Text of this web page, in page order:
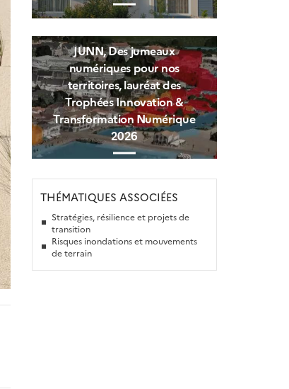
JUNN, Des jumeaux
numériques pour nos
territoires, lauréat des
Trophées Innovation &
Transformation Numérique
2026
THÉMATIQUES ASSOCIÉES
Stratégies, résilience et projets de
transition
Risques inondations et mouvements
de terrain